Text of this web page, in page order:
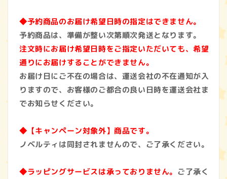
◆予約商品のお届け希望日時の指定はできません。
予約商品は、準備が整い次第順次発送となります。
注文時にお届け希望日時をご指定いただいても、希望
通りにお届けすることができません。
お届け日にご不在の場合は、運送会社の不在通知が入
りますので、お客様のご都合の良い日時を運送会社ま
でお知らせください。
◆【キャンペーン対象外】商品です。
ノベルティは同封されませんので、ご了承ください。
◆ラッピングサービスは承っておりません。 ご了承く